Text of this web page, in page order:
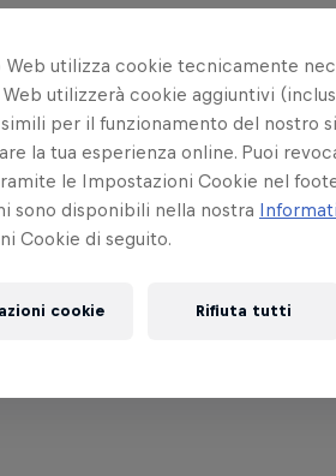
Web utilizza cookie tecnicamente
utilizzerà cookie aggiuntivi
per il funzionamento del nostro
la tua esperienza online. Puoi
le Impostazioni Cookie nel
sono disponibili nella nostra
Cookie di seguito.
cookie Rifiuta tutti